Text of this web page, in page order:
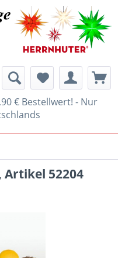
€ Bestellwert! - Nur
Artikel 52204